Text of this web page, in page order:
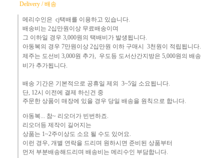
Delivery / 배송
메리수인은 cj택배를 이용하고 있습니다.
배송비는 2십만원이상 무료배송이며
그 이하일 경우 3,000원 의 택배비 가 발생됩니다.
아동복의 경우 7만원 이상 2십만원 이하 구매시 3천원이 적립됩니다.
제주는 도선비 3,000원 추가, 우도등 도서산간지방은 5,000원의 배송
비가 추가됩니다.
배송 기간은 기본적으로 공휴일 제외 3~5일 소요됩니다.
단, 12시 이전에 결제 하신건 중 ​
주문한 상품이 매장에 있을 경우 당일 배송을 원칙으로 합니다.
아동복... 참~ 리오더가 빈번하죠.​
리오더등 제작이 길어지는
상품는 1~2주이상도 소요 될 수도 있어요.
이런 경우, 개별 연락을 드리며 원하시면 준비된 상품부터
먼 저 부분배송해드리며 배송비는 메리수인 부담합니다.